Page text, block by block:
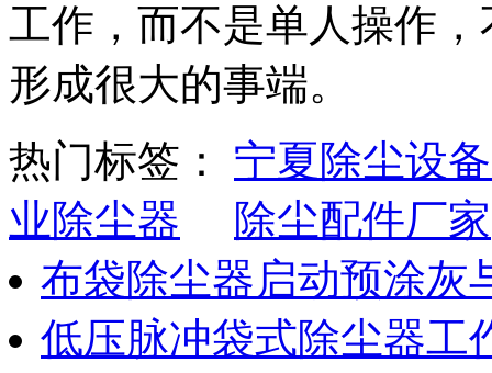
工作，而不是单人操作
形成很大的事端。
热门标签： 宁夏除尘设
业除尘器
除尘配件厂家
布袋除尘器启动预涂灰
低压脉冲袋式除尘器工